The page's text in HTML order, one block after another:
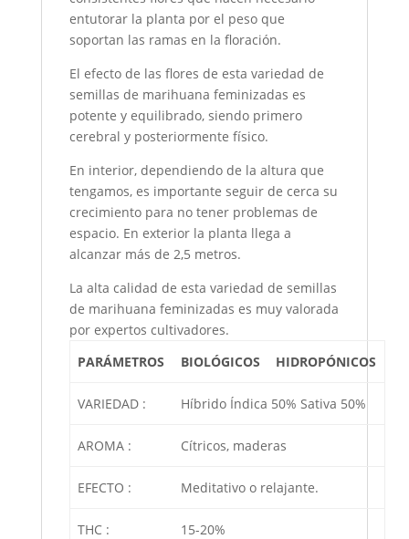
entutorar la planta por el peso que
soportan las ramas en la floración.
El efecto de las flores de esta variedad de
semillas de marihuana feminizadas es
potente y equilibrado, siendo primero
cerebral y posteriormente físico.
En interior, dependiendo de la altura que
tengamos, es importante seguir de cerca su
crecimiento para no tener problemas de
espacio. En exterior la planta llega a
alcanzar más de 2,5 metros.
La alta calidad de esta variedad de semillas
de marihuana feminizadas es muy valorada
por expertos cultivadores.
VARIEDAD : Híbrido Índica 50% Sativa 50%
AROMA : Cítricos, maderas
EFECTO : Meditativo o relajante.
THC : 15-20%
PARÁMETROS BIOLÓGICOS HIDROPÓNICOS